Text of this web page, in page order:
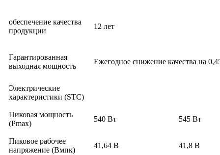
обеспечение качества
продукции
12 лет
Гарантированная
выходная мощность
Ежегодное снижение качества на
Электрические
характеристики (STC)
Пиковая мощность
(Pmax)
540 Вт 545 Вт
Пиковое рабочее
напряжение (Вмпк)
41,64 В 41,8 В